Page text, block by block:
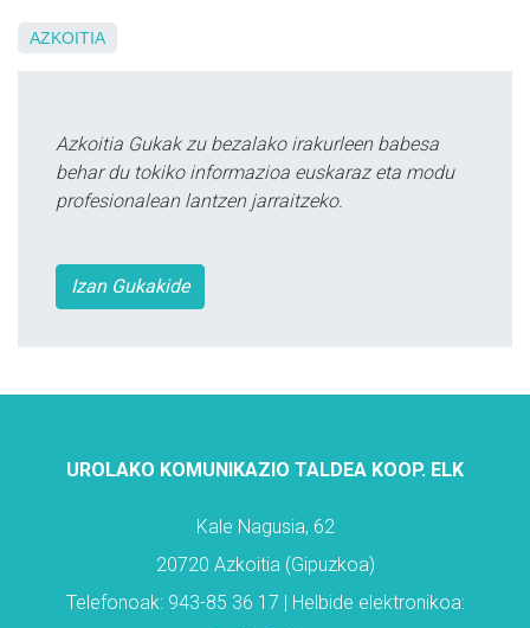
AZKOITIA
Azkoitia Gukak zu bezalako irakurleen babesa
behar du tokiko informazioa euskaraz eta modu
profesionalean lantzen jarraitzeko.
Izan Gukakide
UROLAKO KOMUNIKAZIO TALDEA KOOP. ELK
Kale Nagusia, 62
20720 Azkoitia (Gipuzkoa)
Telefonoak: 943-85 36 17 | Helbide elektronikoa: